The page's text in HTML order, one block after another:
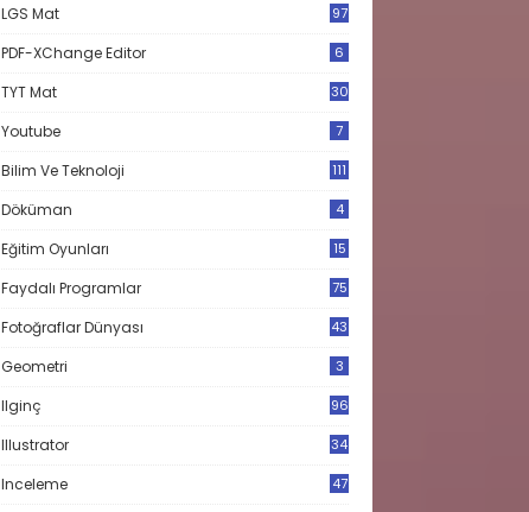
LGS Mat 97
PDF-XChange Editor 6
TYT Mat 30
Youtube 7
Bilim Ve Teknoloji 111
Döküman 4
Eğitim Oyunları 15
Faydalı Programlar 75
Fotoğraflar Dünyası 43
Geometri 3
Ilginç 96
Illustrator 34
Inceleme 47